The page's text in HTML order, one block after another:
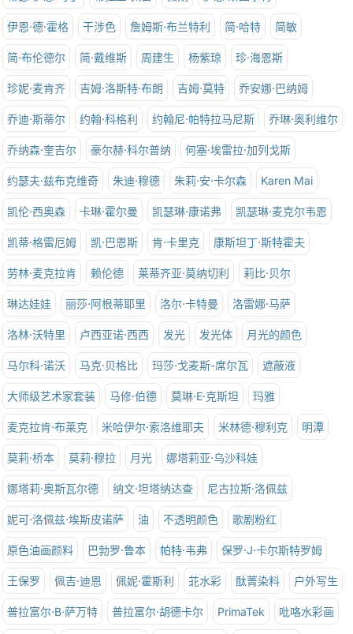
伊恩·德·霍格 干涉色 詹姆斯·布兰特利 简·哈特 简敏
简·布伦德尔 简·戴维斯 周建生 杨紫琼 珍·海恩斯
珍妮·麦肯齐 吉姆·洛斯特·布朗 吉姆·莫特 乔安娜·巴纳姆
乔迪·斯蒂尔 约翰·科格利 约翰尼·帕特拉马尼斯 乔琳·奥利维尔
乔纳森·奎吉尔 豪尔赫·科尔普纳 何塞·埃雷拉·加列戈斯
约瑟夫·兹布克维奇 朱迪·穆德 朱莉·安·卡尔森 Karen Mai
凯伦·西奥森 卡琳·霍尔曼 凯瑟琳·康诺弗 凯瑟琳·麦克尔韦恩
凯蒂·格雷厄姆 凯·巴恩斯 肯·卡里克 康斯坦丁·斯特霍夫
劳林·麦克拉肯 赖伦德 莱蒂齐亚·莫纳切利 莉比·贝尔
琳达娃娃 丽莎·阿根蒂耶里 洛尔·卡特曼 洛雷娜·马萨
洛林·沃特里 卢西亚诺·西西 发光 发光体 月光的颜色
马尔科·诺沃 马克·贝格比 玛莎·戈麦斯-席尔瓦 遮蔽液
大师级艺术家套装 马修·伯德 莫琳·E·克斯坦 玛雅
麦克拉肯·布莱克 米哈伊尔·索洛维耶夫 米林德·穆利克 明潭
莫莉·桥本 莫莉·穆拉 月光 娜塔莉亚·乌沙科娃
娜塔莉·奥斯瓦尔德 纳文·坦塔纳达查 尼古拉斯·洛佩兹
妮可·洛佩兹·埃斯皮诺萨 油 不透明颜色 歌剧粉红
原色油画颜料 巴勃罗·鲁本 帕特·韦弗 保罗·J·卡尔斯特罗姆
王保罗 佩吉·迪恩 佩妮·霍斯利 苝水彩 酞菁染料 户外写生
普拉富尔·B·萨万特 普拉富尔·胡德卡尔 PrimaTek 吡咯水彩画